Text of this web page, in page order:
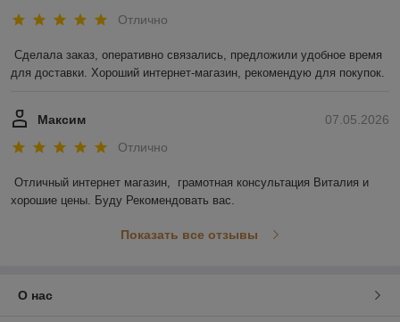
Отлично
Сделала заказ, оперативно связались, предложили удобное время
для доставки. Хороший интернет-магазин, рекомендую для покупок.
07.05.2026
Максим
Отлично
Отличный интернет магазин,  грамотная консультация Виталия и
хорошие цены. Буду Рекомендовать вас.
Показать все отзывы
О нас